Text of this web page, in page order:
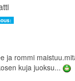
ja rommi
kuja juoksu...